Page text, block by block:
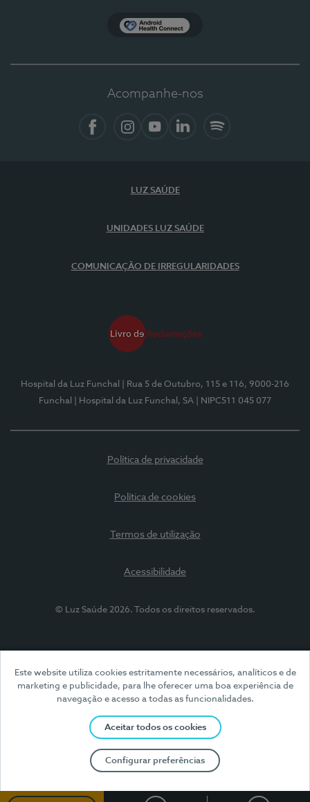
Este website utiliza cookies estritamente necessários, analíticos e de
marketing e publicidade, para lhe oferecer uma boa experiência de
navegação e acesso a todas as funcionalidades.
Aceitar todos os cookies
Configurar preferências
Acompanhe-nos
LUZ SAÚDE
UNIDADES LUZ SAÚDE
COMUNICAÇÃO DE IRREGULARIDADES
Hospital da Luz Funchal
| Rua 5 de Outubro, 115 e 116, 9000-216
Funchal
| Hospital da Luz Funchal, SA | NIPC511 045 077
Política de privacidade
Política de cookies
Termos de utilização
Acessibilidade
© Luz Saúde 2026. Todos os direitos reservados.